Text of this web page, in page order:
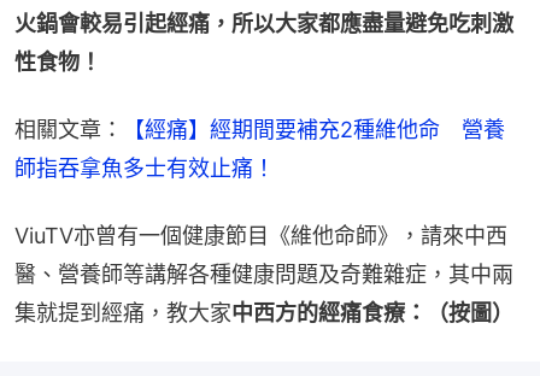
火鍋會較易引起經痛，所以大家都應盡量避免吃刺激
性食物！
相關文章：
【經痛】經期間要補充2種維他命　營養
師指吞拿魚多士有效止痛！
ViuTV亦曾有一個健康節目《維他命師》，請來中西
醫、營養師等講解各種健康問題及奇難雜症，其中兩
集就提到經痛，教大家中西方的經痛食療：（按圖）